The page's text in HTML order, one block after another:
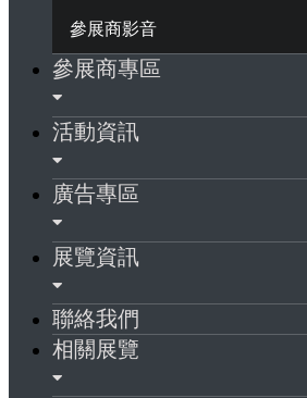
參展商影音
參展商專區
活動資訊
廣告專區
展覽資訊
聯絡我們
相關展覽